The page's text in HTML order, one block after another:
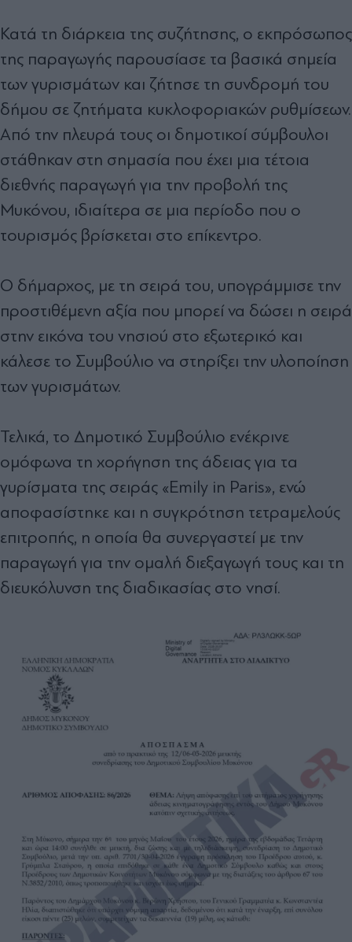
Κατά τη διάρκεια της συζήτησης, ο εκπρόσωπος
της παραγωγής παρουσίασε τα βασικά σημεία
των γυρισμάτων και ζήτησε τη συνδρομή του
δήμου σε ζητήματα κυκλοφοριακών ρυθμίσεων.
Από την πλευρά τους οι δημοτικοί σύμβουλοι
στάθηκαν στη σημασία που έχει μια τέτοια
διεθνής παραγωγή για την προβολή της
Μυκόνου, ιδιαίτερα σε μια περίοδο που ο
τουρισμός βρίσκεται στο επίκεντρο.
Ο δήμαρχος, με τη σειρά του, υπογράμμισε την
προστιθέμενη αξία που μπορεί να δώσει η σειρά
στην εικόνα του νησιού στο εξωτερικό και
κάλεσε το Συμβούλιο να στηρίξει την υλοποίηση
των γυρισμάτων.
Τελικά, το Δημοτικό Συμβούλιο ενέκρινε
ομόφωνα τη χορήγηση της άδειας για τα
γυρίσματα της σειράς «Emily in Paris», ενώ
αποφασίστηκε και η συγκρότηση τετραμελούς
επιτροπής, η οποία θα συνεργαστεί με την
παραγωγή για την ομαλή διεξαγωγή τους και τη
διευκόλυνση της διαδικασίας στο νησί.